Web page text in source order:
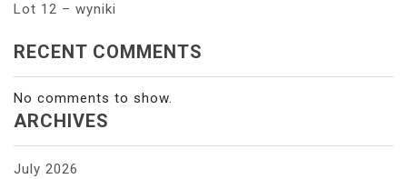
Lot 12 – wyniki
RECENT COMMENTS
No comments to show.
ARCHIVES
July 2026